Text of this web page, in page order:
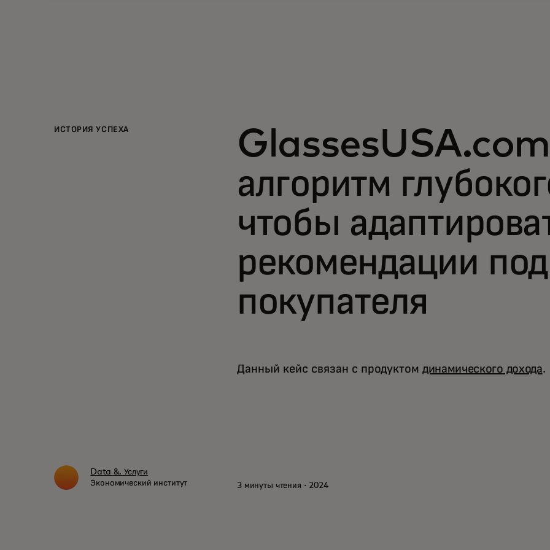
ИСТОРИЯ УСПЕХА
GlassesUSA.com
алгоритм
чтобы
рекомендации
покупателя
Данный кейс связан с продуктом динамического дохода.
Data &. Услуги
Экономический институт
3 минуты чтения · 2024